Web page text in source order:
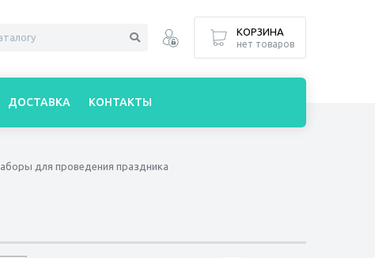
для проведения праздника
КОРЗИНА
нет товаров
ДОСТАВКА КОНТАКТЫ